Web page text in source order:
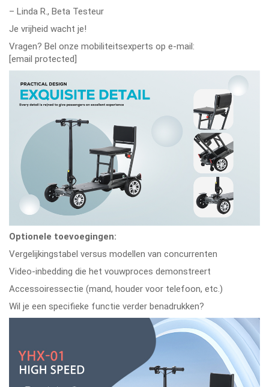
– Linda R., Beta Testeur
Je vrijheid wacht je!
Vragen? Bel onze mobiliteitsexperts op e-mail:
[email protected]
Optionele toevoegingen:
Vergelijkingstabel versus modellen van concurrenten
Video-inbedding die het vouwproces demonstreert
Accessoiressectie (mand, houder voor telefoon, etc.)
Wil je een specifieke functie verder benadrukken?